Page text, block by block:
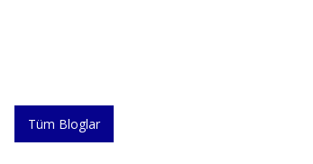
Tüm Bloglar